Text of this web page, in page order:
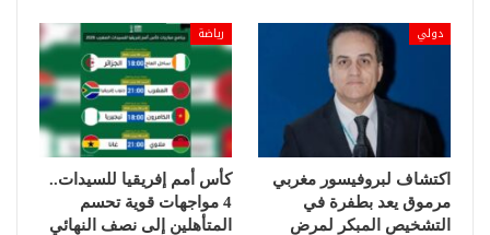
النفط والغاز بهدف منح المعارضة والمجتمع المدني
والنقابات والمجلس الوطني للخبراء مكانة أكبر”.
وبخصوص منطقة كازامانس (جنوب)، أعلن فاي عن
إطلاق “خطة ديوماي لكازامانس ” التي تهدف إلى “مواكبة
عودة السكان النازحين ودعم عملية السلام”.
* وكالات
دولي
اكتشاف لبروفيسور مغربي
مرموق يعد بطفرة في
التشخيص المبكر لمرض
رياضة
كأس أمم إفريقيا للسيدات..
4 مواجهات قوية تحسم
المتأهلين إلى نصف النهائي